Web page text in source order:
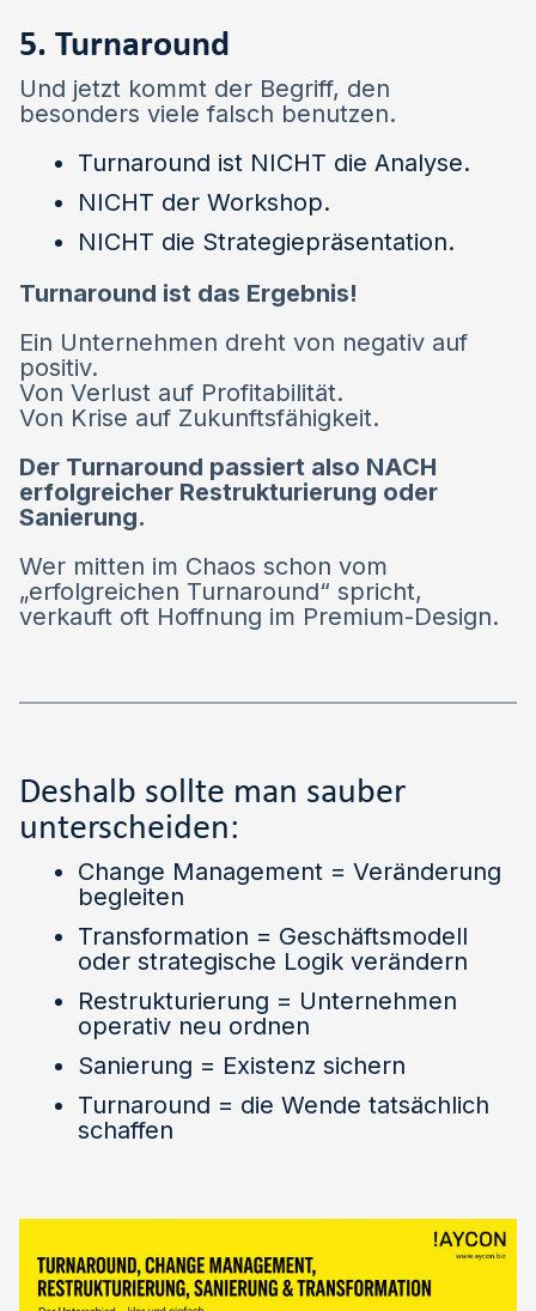
5. Turnaround
Und jetzt kommt der Begriff, den
besonders viele falsch benutzen.
Turnaround ist NICHT die Analyse.
NICHT der Workshop.
NICHT die Strategiepräsentation.
Turnaround ist das Ergebnis!
Ein Unternehmen dreht von negativ auf
positiv.
Von Verlust auf Profitabilität.
Von Krise auf Zukunftsfähigkeit.
Der Turnaround passiert also NACH
erfolgreicher Restrukturierung oder
Sanierung.
Wer mitten im Chaos schon vom
„erfolgreichen Turnaround“ spricht,
verkauft oft Hoffnung im Premium-Design.
Deshalb sollte man sauber
unterscheiden:
Change Management = Veränderung
begleiten
Transformation = Geschäftsmodell
oder strategische Logik verändern
Restrukturierung = Unternehmen
operativ neu ordnen
Sanierung = Existenz sichern
Turnaround = die Wende tatsächlich
schaffen